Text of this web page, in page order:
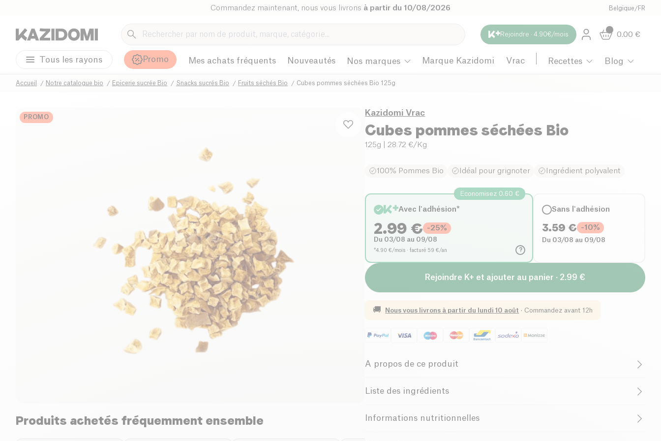
Commandez maintenant, nous vous livrons à partir du 10/08/2026 Belgique /FR
Rejoindre · 4.90€/mois 0.00 €
Tous les rayons Promo Mes achats fréquents Nouveautés Nos marques Marque Kazidomi Vrac Recettes Blog
Accueil Notre catalogue bio Epicerie sucrée Bio Snacks sucrés Bio Fruits séchés Bio Cubes pommes séchées Bio 125g
PROMO
Produits achetés fréquemment ensemble
Kazidomi Vrac
Cubes pommes séchées Bio
125g | 28.72 €/Kg
100% Pommes Bio Idéal pour grignoter Ingrédient polyvalent
?
Economisez 0.60 €
Avec l'adhésion*
2.99 € -25%
Du 03/08 au 09/08
*4.90 €/mois · facturé 59 €/an
Sans l'adhésion
3.59 € -10%
Du 03/08 au 09/08
Rejoindre K+ et ajouter au panier · 2.99 €
🚚 Nous vous livrons à partir du lundi 10 août · Commandez avant 12h
A propos de ce produit
Biologique B-CORP Certified
Liste des ingrédients
Possibles traces d'allergènes:
Informations nutritionnelles